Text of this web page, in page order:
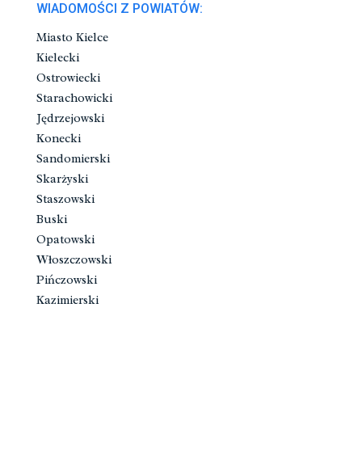
WIADOMOŚCI Z POWIATÓW:
Miasto Kielce
Kielecki
Ostrowiecki
Starachowicki
Jędrzejowski
Konecki
Sandomierski
Skarżyski
Staszowski
Buski
Opatowski
Włoszczowski
Pińczowski
Kazimierski